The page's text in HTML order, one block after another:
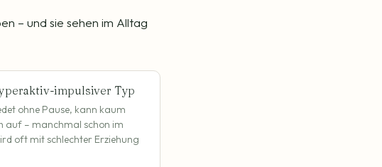
– und sie sehen im Alltag
impulsiver Typ
ohne Pause, kann kaum
auf – manchmal schon im
oft mit schlechter Erziehung